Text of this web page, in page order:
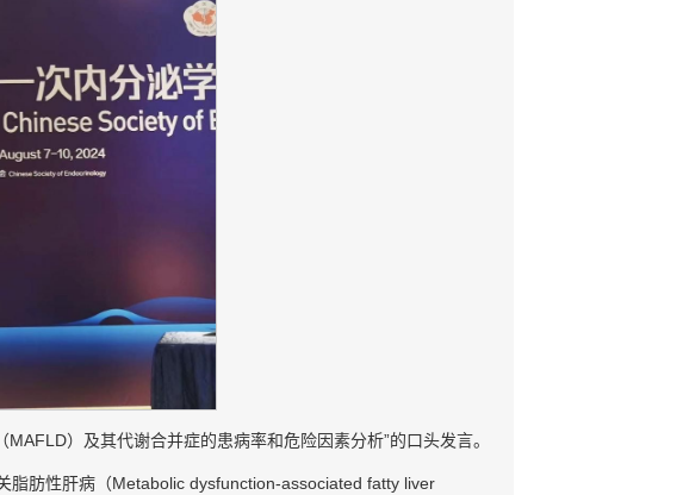
）及其代谢合并症的患病率和危险因素分析”的口头发言。
脂肪性肝病（Metabolic dysfunction-associated fatty liver